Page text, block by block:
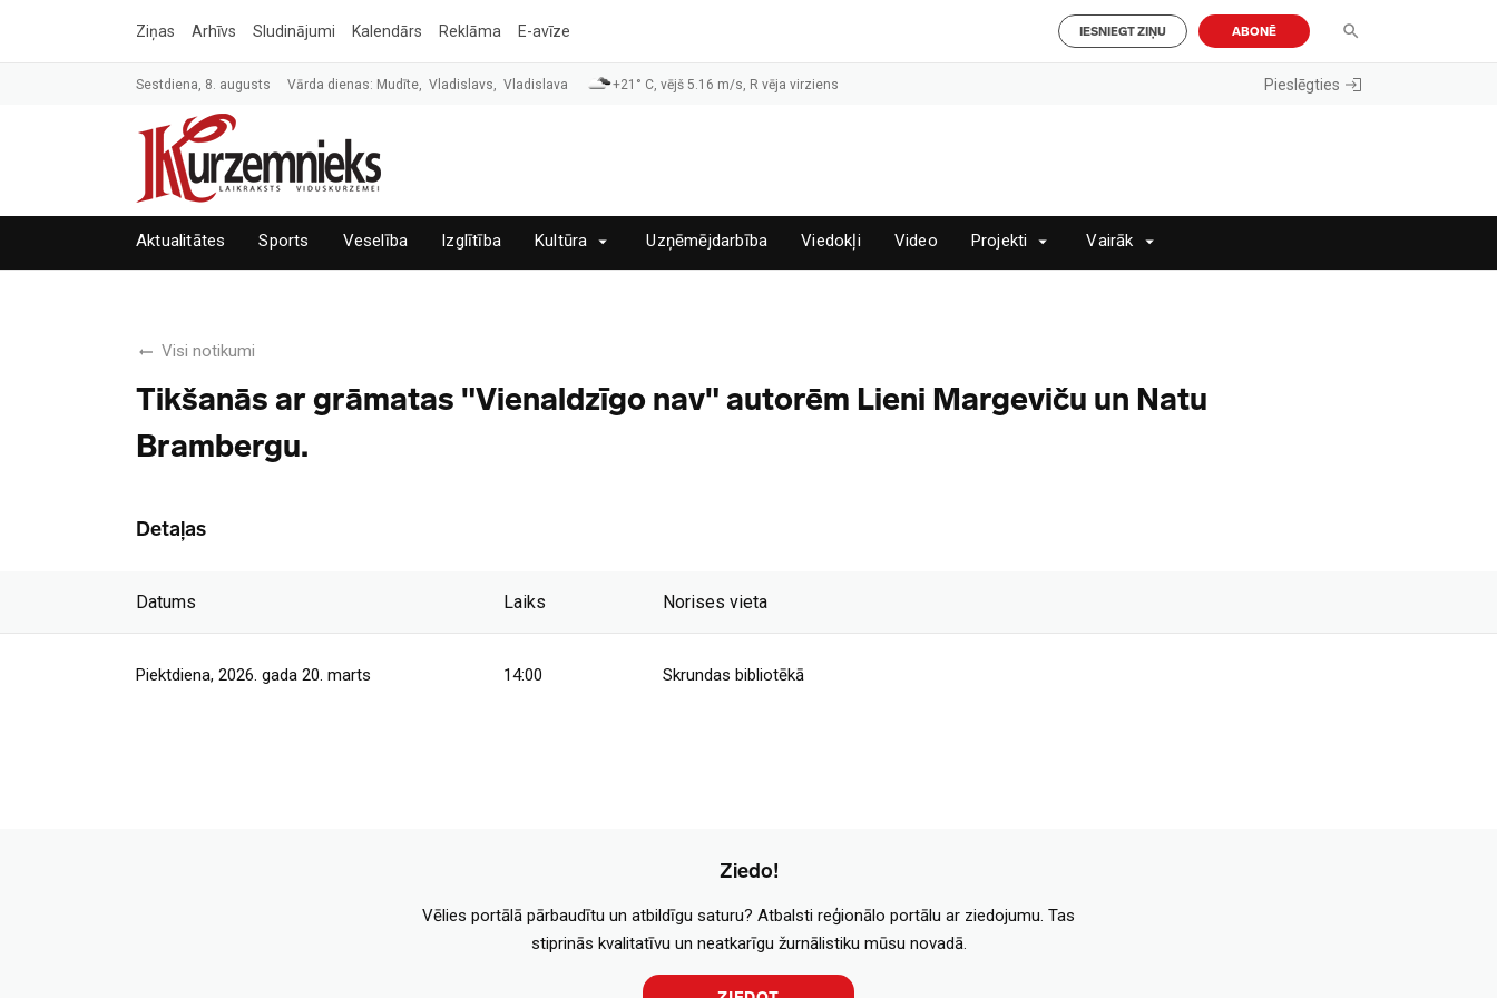
Ziņas Arhīvs Sludinājumi Kalendārs Reklāma E-avīze IESNIEGT ZIŅU ABONĒ
Sestdiena, 8. augusts Vārda dienas: Mudīte, Vladislavs, Vladislava +21° C, vējš 5.16 m/s, R vēja virziens Pieslēgties
Aktualitātes Sports Veselība Izglītība Kultūra Uzņēmējdarbība Viedokļi Video Projekti Vairāk
Visi notikumi
Tikšanās ar grāmatas "Vienaldzīgo nav" autorēm Lieni Margeviču un Natu
Brambergu.
Detaļas
Datums Laiks Norises vieta
Piektdiena, 2026. gada 20. marts 14:00 Skrundas bibliotēkā
Ziedo!
Vēlies portālā pārbaudītu un atbildīgu saturu? Atbalsti reģionālo portālu ar ziedojumu. Tas
stiprinās kvalitatīvu un neatkarīgu žurnālistiku mūsu novadā.